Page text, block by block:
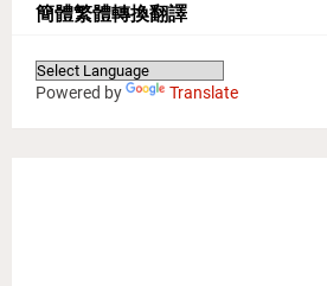
簡體繁體轉換翻譯
Powered by Translate